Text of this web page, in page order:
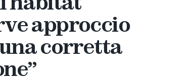
approccio
corretta